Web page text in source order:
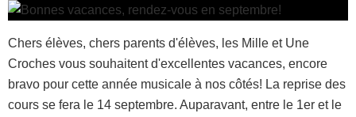
Chers élèves, chers parents d'élèves, les Mille et Une
Croches vous souhaitent d'excellentes vacances, encore
bravo pour cette année musicale à nos côtés! La reprise des
cours se fera le 14 septembre. Auparavant, entre le 1er et le